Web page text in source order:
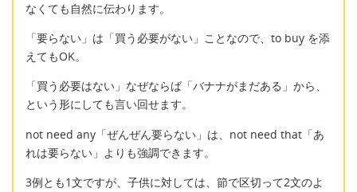
なくても自然に伝わります。
「要らない」は「買う必要がない」ことなので、to buy を添
えてもOK。
「買う必要はない」なぜならば「バナナがまだある」から、
という形にしても言い回せます。
not need any「ぜんぜん要らない」は、not need that「あ
れは要らない」よりも強調できます。
3例とも1文ですが、子供に対しては、節で区切って2文のよ